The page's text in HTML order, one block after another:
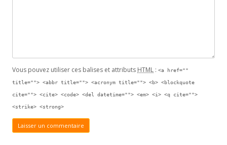
Vous pouvez utiliser ces balises et attributs HTML : <a href=""
title=""> <abbr title=""> <acronym title=""> <b> <blockquote
cite=""> <cite> <code> <del datetime=""> <em> <i> <q cite="">
<strike> <strong>